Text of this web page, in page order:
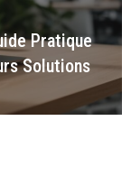
Pratique
Solutions